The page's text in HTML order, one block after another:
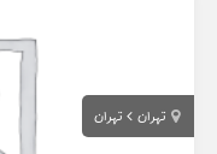
تهران تهران